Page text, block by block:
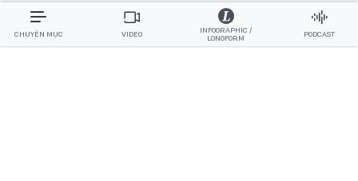
CHUYÊN MỤC VIDEO
INFOGRAPHIC /
LONGFORM
PODCAST